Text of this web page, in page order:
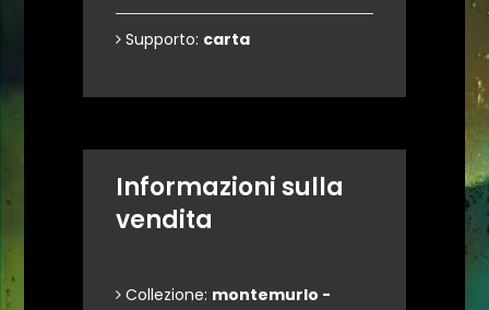
Supporto: carta
Informazioni sulla
vendita
Collezione: montemurlo -